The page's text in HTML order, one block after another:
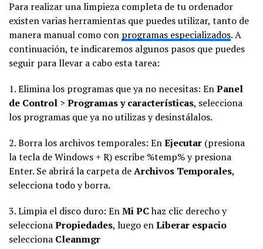
Para realizar una limpieza completa de tu ordenador
existen varias herramientas que puedes utilizar, tanto de
manera manual como con programas especializados. A
continuación, te indicaremos algunos pasos que puedes
seguir para llevar a cabo esta tarea:
1. Elimina los programas que ya no necesitas: EnPanel
de Control > Programas y características, selecciona
los programas que ya no utilizas y desinstálalos.
2. Borra los archivos temporales: EnEjecutar (presiona
la tecla de Windows + R) escribe %temp% y presiona
Enter. Se abrirá la carpeta deArchivos Temporales,
selecciona todo y borra.
3. Limpia el disco duro: EnMi PChaz clic derecho y
seleccionaPropiedades, luego enLiberar espacio
selecciona Cleanmgr